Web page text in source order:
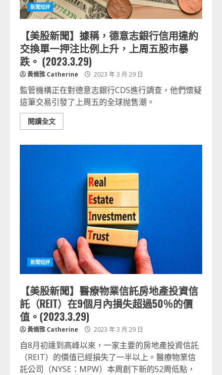
新聞短評
【美股新聞】據稱，德意志銀行信用違約
交換單一押注比例上升，上周五股市暴
跌。 (2023.3.29)
黃脩雅 Catherine 2023 年 3 月 29 日
監管機構正在對德意志銀行CDS進行調查，他們懷疑
這筆交易引發了上周五的全球抛售潮。
閱讀全文
新聞短評
【美股新聞】醫療物業信託房地產投資信
託（REIT）在9個月內損失超過50％的價
值。(2023.3.29)
黃脩雅 Catherine 2023 年 3 月 29 日
自8月初達到高峰以來，一家主要的房地產投資信託
（REIT）的價值已經損失了一半以上。醫療物業信
託公司（NYSE：MPW）本周創下新的52周低點，